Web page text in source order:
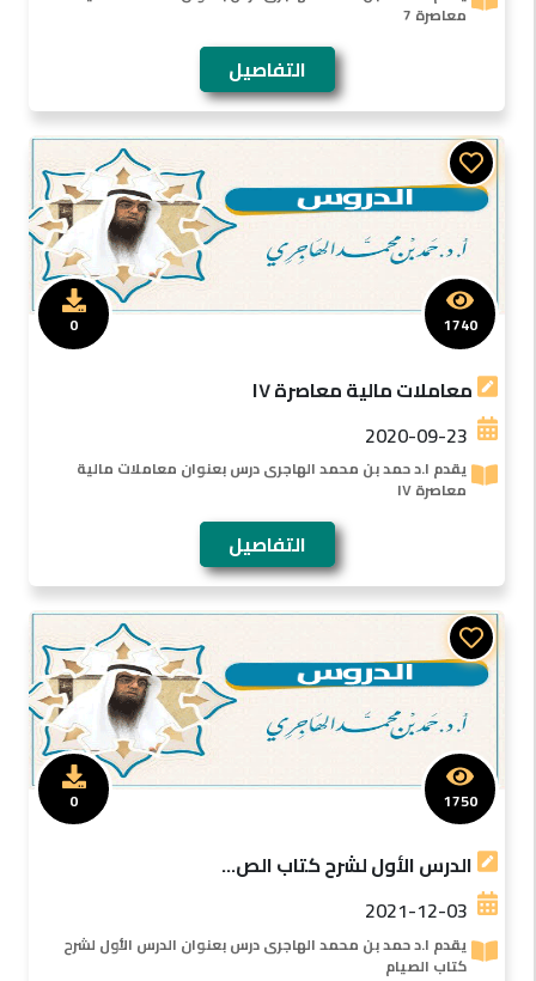
معاصرة 7
التفاصيل
معاملات مالية معاصرة ١٧
2020-09-23
يقدم ا.د حمد بن محمد الهاجرى درس بعنوان معاملات مالية
معاصرة ١٧
التفاصيل
1740
0
الدرس الأول لشرح كتاب الص...
2021-12-03
يقدم ا.د حمد بن محمد الهاجرى درس بعنوان الدرس الأول لشرح
كتاب الصيام
1750
0